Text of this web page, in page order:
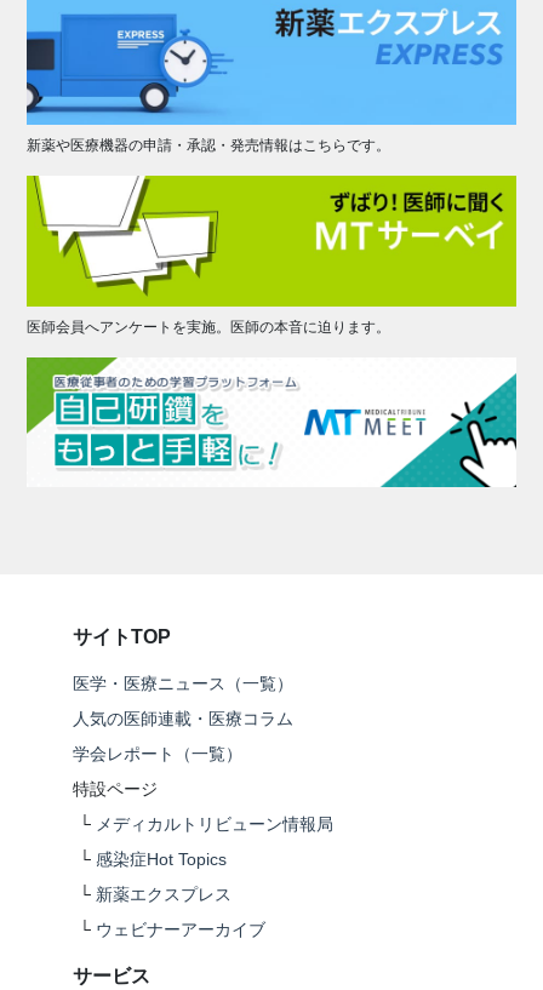
新薬や医療機器の申請・承認・発売情報はこちらです。
医師会員へアンケートを実施。医師の本音に迫ります。
サイトTOP
医学・医療ニュース（一覧）
人気の医師連載・医療コラム
学会レポート（一覧）
特設ページ
└ メディカルトリビューン情報局
└ 感染症Hot Topics
└ 新薬エクスプレス
└ ウェビナーアーカイブ
サービス